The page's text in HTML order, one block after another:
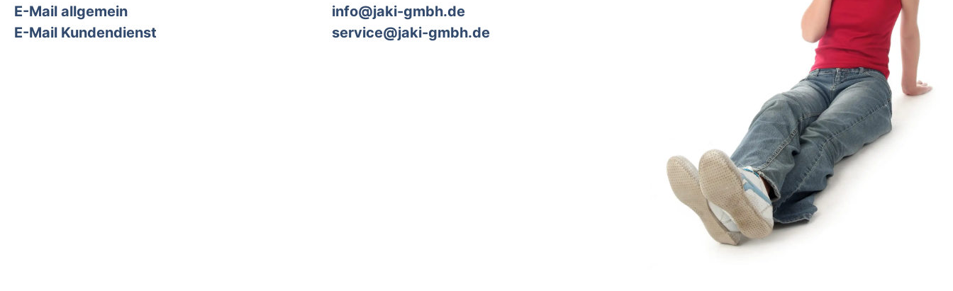
E-Mail allgemein
E-Mail Kundendienst
info@jaki-gmbh.de
service@jaki-gmbh.de